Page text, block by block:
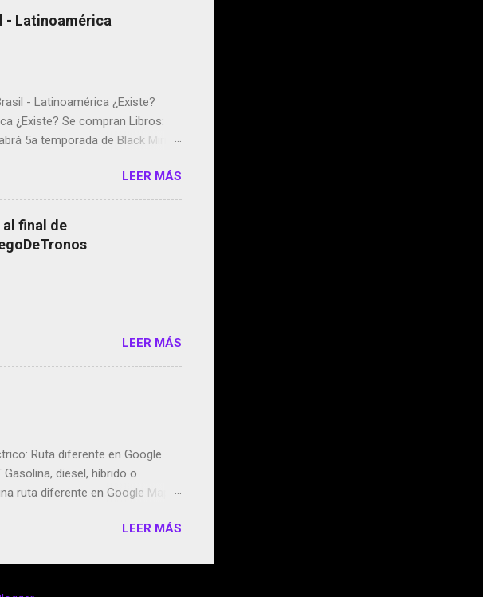
- Latinoamérica
- Latinoamérica ¿Existe?
¿Existe? Se compran Libros:
5a temporada de Black Mirror
en la red social Riddley
Francisco regaña a los que usan
Tierra Media GoBee - StartUp
Vodafone: me siento
tu... http://amzn.to/2z1UkPK
LEER MÁS
final de
LEER MÁS
Ruta diferente en Google
diesel, híbrido o
ruta diferente en Google Maps.
de Alphabet, la
usuarios reseñas del lugares
LEER MÁS